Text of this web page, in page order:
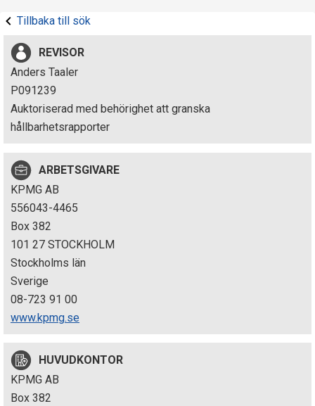
r
s
i
n
s
p
e
k
t
i
o
n
e
n
Tillbaka till sök
REVISOR
Anders Taaler
P091239
Auktoriserad med behörighet att granska
hållbarhetsrapporter
ARBETSGIVARE
KPMG AB
556043-4465
Box 382
101 27 STOCKHOLM
Stockholms län
Sverige
08-723 91 00
www.kpmg.se
HUVUDKONTOR
KPMG AB
Box 382